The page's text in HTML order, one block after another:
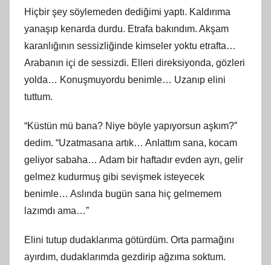
Hiçbir şey söylemeden dediğimi yaptı. Kaldırıma
yanaşıp kenarda durdu. Etrafa bakındım. Akşam
karanlığının sessizliğinde kimseler yoktu etrafta…
Arabanın içi de sessizdi. Elleri direksiyonda, gözleri
yolda… Konuşmuyordu benimle… Uzanıp elini
tuttum.
“Küstün mü bana? Niye böyle yapıyorsun aşkım?”
dedim. “Uzatmasana artık… Anlattım sana, kocam
geliyor sabaha… Adam bir haftadır evden ayrı, gelir
gelmez kudurmuş gibi sevişmek isteyecek
benimle… Aslında bugün sana hiç gelmemem
lazımdı ama…”
Elini tutup dudaklarıma götürdüm. Orta parmağını
ayırdım, dudaklarımda gezdirip ağzıma soktum.